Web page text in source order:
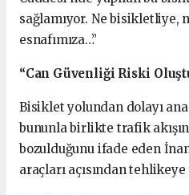
sağlamıyor. Ne bisikletliye,
esnafımıza…”
“Can Güvenliği Riski
Bisiklet yolundan dolayı
bununla birlikte trafik
bozulduğunu ifade eden
araçları açısından